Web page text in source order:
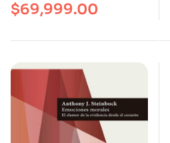
Splendor
$69,999.00